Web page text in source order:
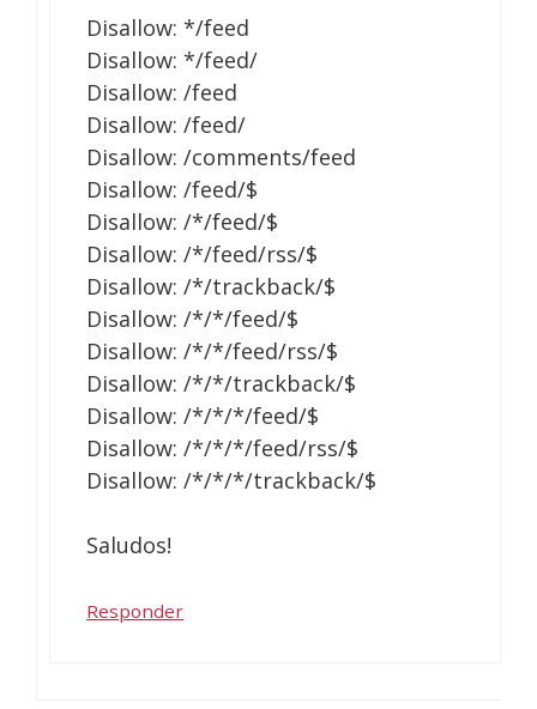
Disallow: */feed
Disallow: */feed/
Disallow: /feed
Disallow: /feed/
Disallow: /comments/feed
Disallow: /feed/$
Disallow: /*/feed/$
Disallow: /*/feed/rss/$
Disallow: /*/trackback/$
Disallow: /*/*/feed/$
Disallow: /*/*/feed/rss/$
Disallow: /*/*/trackback/$
Disallow: /*/*/*/feed/$
Disallow: /*/*/*/feed/rss/$
Disallow: /*/*/*/trackback/$
Saludos!
Responder